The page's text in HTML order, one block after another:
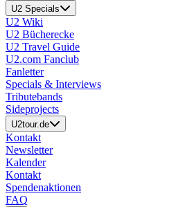
U2 Specials
U2 Wiki
U2 Bücherecke
U2 Travel Guide
U2.com Fanclub
Fanletter
Specials & Interviews
Tributebands
Sideprojects
U2tour.de
Kontakt
Newsletter
Kalender
Kontakt
Spendenaktionen
FAQ